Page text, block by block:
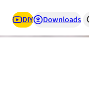
DIY Downloads